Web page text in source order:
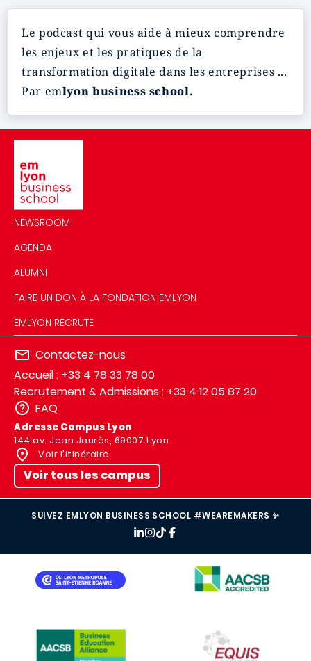
Le podcast qui vous aide à mieux comprendre
les enjeux et les pratiques de la
transformation digitale dans les entreprises ...
Par emlyon business school.
NEWSROOM
AGENDA
ALUMNI
FAIRE UN DON À LA FONDATION EMLYON
EMLYON RECRUTE
Contactez-nous
Accueil : +33 4 78 33 78 00
Recrutement & Admissions : +33 4 12 05 87 20
FAQ
Adresse Campus Lyon
144 av. Jean Jaurès, 69007 Lyon
Voir l'itinéraire
Voir tous les campus
SUIVEZ EMLYON BUSINESS SCHOOL #WEAREMAKERS ✨
IMAGE